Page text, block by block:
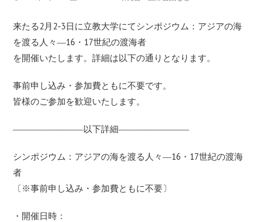
来たる2月2-3日に立教大学にてシンポジウム：アジアの海
を渡る人々―16・17世紀の渡海者
を開催いたします。詳細は以下の通りとなります。
事前申し込み・参加費ともに不要です。
皆様のご参加を歓迎いたします。
――――――――以下詳細――――――――
シンポジウム：アジアの海を渡る人々―16・17世紀の渡海
者
〔※事前申し込み・参加費ともに不要〕
・開催日時：